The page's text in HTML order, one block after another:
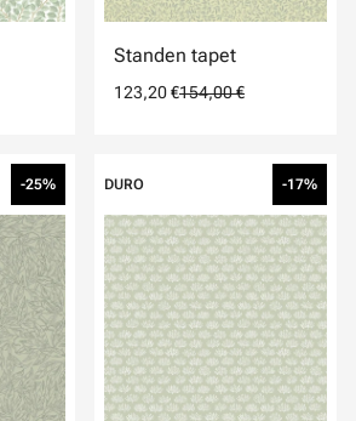
Standen tapet
123,20 €154,00 €
-25% DURO -17%